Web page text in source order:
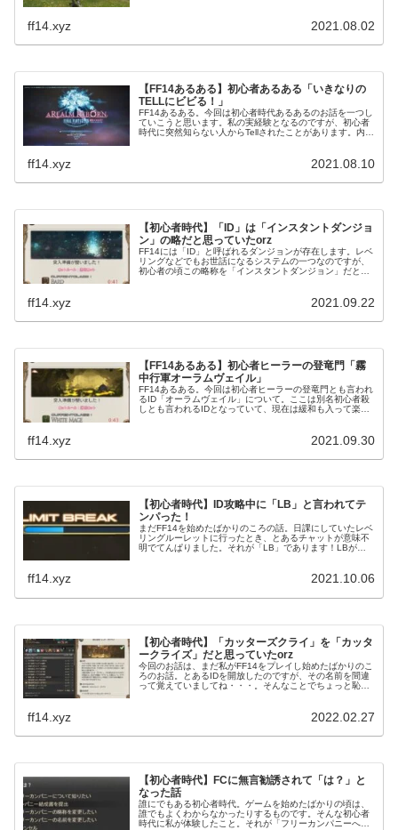
ff14.xyz 2021.08.02
【FF14あるある】初心者あるある「いきなりの
TELLにビビる！」
FF14あるある。今回は初心者時代あるあるのお話を一つし
ていこうと思います。私の実経験となるのですが、初心者
時代に突然知らない人からTellされたことがあります。内容
ff14.xyz 2021.08.10
【初心者時代】「ID」は「インスタントダンジョ
ン」の略だと思っていたorz
FF14には「ID」と呼ばれるダンジョンが存在します。レベ
リングなどでもお世話になるシステムの一つなのですが、
初心者の頃この略称を「インスタントダンジョン」だと思
ff14.xyz 2021.09.22
【FF14あるある】初心者ヒーラーの登竜門「霧
中行軍オーラムヴェイル」
FF14あるある。今回は初心者ヒーラーの登竜門とも言われ
るID「オーラムヴェイル」について。ここは別名初心者殺
しとも言われるIDとなっていて、現在は緩和も入って楽に
ff14.xyz 2021.09.30
【初心者時代】ID攻略中に「LB」と言われてテ
ンパった！
まだFF14を始めたばかりのころの話。日課にしていたレベ
リングルーレットに行ったとき、とあるチャットが意味不
明でてんぱりました。それが「LB」であります！LBが何
ff14.xyz 2021.10.06
【初心者時代】「カッターズクライ」を「カッタ
ークライズ」だと思っていたorz
今回のお話は、まだ私がFF14をプレイし始めたばかりのこ
ろのお話。とあるIDを開放したのですが、その名前を間違
って覚えていましてね・・・。そんなことでちょっと恥ず
ff14.xyz 2022.02.27
【初心者時代】FCに無言勧誘されて「は？」と
なった話
誰にでもある初心者時代。ゲームを始めたばかりの頃は、
誰でもよくわからなかったりするものです。そんな初心者
時代に私が体験したこと。それが「フリーカンパニーへの